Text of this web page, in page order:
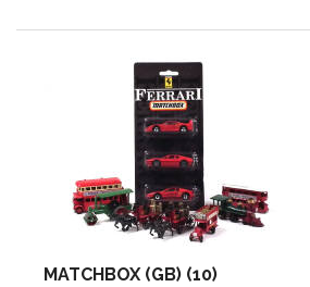
MATCHBOX (GB) (10)